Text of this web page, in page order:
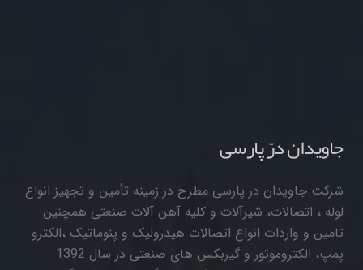
جاویدان درّ پارسی
شرکت جاویدان در پارسی مطرح در زمینه تأمین و تجهیز انواع
لوله ، اتصالات، شیرآلات و کلیه آهن آلات صنعتی همچنین
تامین و واردات انواع اتصالات هیدرولیک و پنوماتیک ،الکترو
پمپ، الکتروموتور و گیربکس های صنعتی در سال 1392